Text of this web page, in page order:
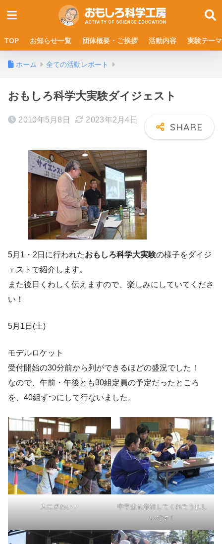
TOP お知らせ一覧 団体概要・ご挨拶 活動内容 実験テーマ
ホーム 全ての活動レポート
おもしろ科学大実験ダイジェスト
2010年5月8日 2023年2月4日
5月1・2日に行われたおもしろ科学大実験の様子をダイジ
ェストで紹介します。
また後日くわしく伝えますので、楽しみにしていてくださ
い！
5月1日(土)
モデルロケット
受付開始の30分前から列ができるほどの盛況でした！
なので、午前・午後とも30組定員の予定だったところ
を、40組ずつにして行ないました。
大にぎわい！
中学生も参加してくれてうれし
いです！